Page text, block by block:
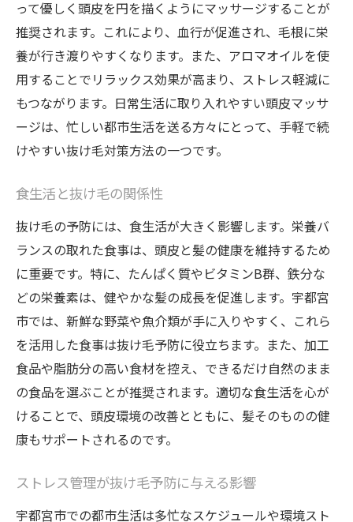
って優しく頭皮を円を描くようにマッサージすることが
推奨されます。これにより、血行が促進され、毛根に栄
養が行き渡りやすくなります。また、アロマオイルを使
用することでリラックス効果が高まり、ストレス軽減に
もつながります。日常生活に取り入れやすい頭皮マッサ
ージは、忙しい都市生活を送る方々にとって、手軽で続
けやすい抜け毛対策方法の一つです。
食生活と抜け毛の関係性
抜け毛の予防には、食生活が大きく影響します。栄養バ
ランスの取れた食事は、頭皮と髪の健康を維持するため
に重要です。特に、たんぱく質やビタミンB群、鉄分な
どの栄養素は、健やかな髪の成長を促進します。宇都宮
市では、新鮮な野菜や魚介類が手に入りやすく、これら
を活用した食事は抜け毛予防に役立ちます。また、加工
食品や脂肪分の高い食材を控え、できるだけ自然のまま
の食品を選ぶことが推奨されます。適切な食生活を心が
けることで、頭皮環境の改善とともに、髪そのものの健
康もサポートされるのです。
ストレス管理が抜け毛予防に与える影響
宇都宮市での都市生活は多忙なスケジュールや環境スト